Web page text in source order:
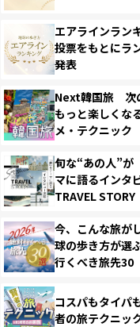
エアラインラ
投票をもとにラ
発表
Next韓国旅 次
もっと楽しくな
メ・テクニック
旬な“あの人”が
マに語るインタ
TRAVEL STORY
今、こんな旅が
球の歩き方が選
行くべき旅先30
コスパもタイパ
者の旅テクニッ